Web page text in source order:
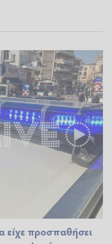
προσπαθήσει